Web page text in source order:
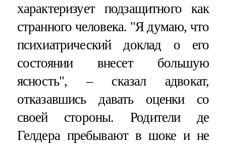
характеризует подзащитного как
странного человека. "Я думаю, что
психиатрический доклад о его
состоянии внесет большую
ясность", – сказал адвокат,
отказавшись давать оценки со
своей стороны. Родители де
Гелдера пребывают в шоке и не